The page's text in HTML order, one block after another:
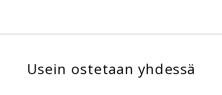
Usein ostetaan yhdessä